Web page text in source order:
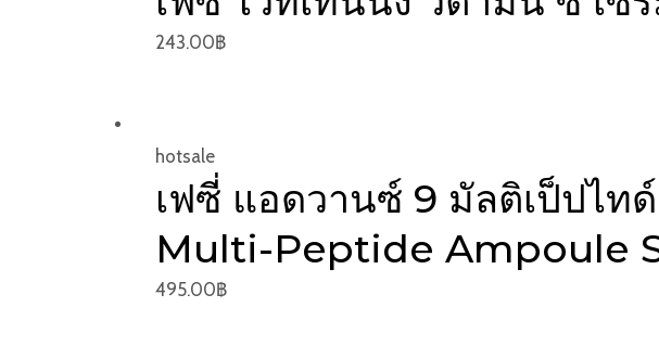
243.00฿
hotsale
เฟซี่ แอดวานซ์ 9 มัลติเป็ปไ
Multi-Peptide Ampoule
495.00฿